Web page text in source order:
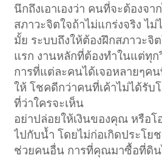
นึกถึงเอาเองว่า คนที่จะต้องจ
สภาวะจิตใจถ้าไม่แกร่งจริง ไ
มั้ย ระบบถึงให้ต้องฝึกสภาวะจิ
แรก งานหลักที่ต้องทำในแต่ทุก
การที่แต่ละคนได้เจอหลายๆค
ให้ โชคดีกว่าคนที่เค้าไม่ได้รับ
ที่ว่าใครจะเห็น
อย่าปล่อยให้เงินของคุณ หรือ
ไปกับน้ำ โดยไม่ก่อเกิดประโยช
ช่วยคนอื่น การที่คุณมาซื้อที่ดิ